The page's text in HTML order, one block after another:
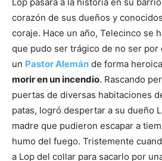
Perros
–
Fotos
corazón de sus dueños y
coraje. Hace un año, Telecinco se
que pudo ser trágico de no ser por
un Pastor Alemán de forma heroica
morir en un incendio. Rascando
puertas de diversas habitaciones
patas, logró despertar a su dueño
madre que pudieron escapar a
humo del fuego. Tristemente
a Lop del collar para sacarlo por